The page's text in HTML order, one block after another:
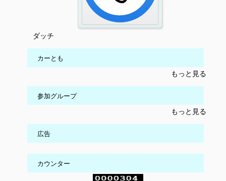
ダッチ
カーとも
もっと見る
参加グループ
もっと見る
広告
カウンター